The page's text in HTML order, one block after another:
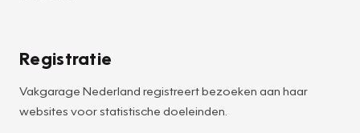
Registratie
Vakgarage Nederland registreert bezoeken aan haar
websites voor statistische doeleinden.